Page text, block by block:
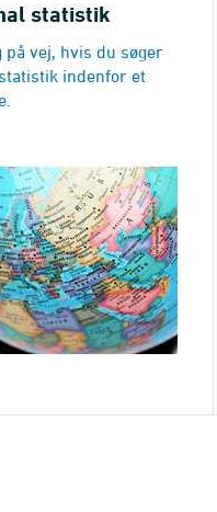
statistik
vej, hvis du søger
indenfor et